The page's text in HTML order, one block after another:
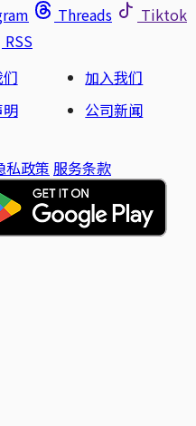
Threads
Tiktok
RSS
加入我们
公司新闻
私政策 服务条款